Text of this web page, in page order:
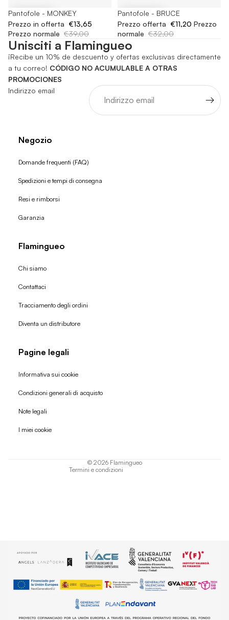
-65%
Pantofole - MONKEY
Prezzo in offerta €13,65
Prezzo normale €39,00
-65%
Pantofole - BRUCE
Prezzo offerta €11,20 Prezzo
normale €32,00
Unisciti a Flamingueo
¡Recibe un 10% de descuento y ofertas exclusivas directamente
a tu correo! CÓDIGO NO ACUMULABLE A OTRAS
PROMOCIONES
Indirizzo email
Negozio
Domande frequenti (FAQ)
Spedizioni e tempi di consegna
Resi e rimborsi
Garanzia
Flamingueo
Chi siamo
Contattaci
Tracciamento degli ordini
Diventa un distributore
Pagine legali
Informativa sui cookie
Condizioni generali di acquisto
Note legali
I miei cookie
© 2026 Flamingueo
Termini e condizioni
Politica di rimborso